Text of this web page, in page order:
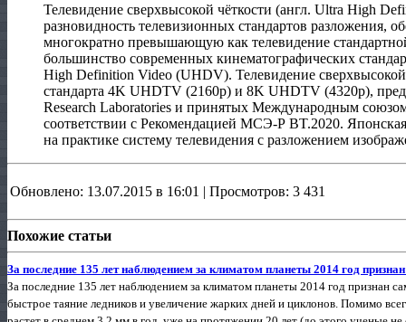
Телевидение сверхвысокой чёткости (англ. Ultra High
разновидность телевизионных стандартов разложения,
многократно превышающую как телевидение
большинство современных кинематографических
High Definition Video (UHDV). Телевидение
стандарта 4K UHDTV (2160p) и 8K UHDTV (4320p),
Research Laboratories и принятых Международным союзом
соответствии с Рекомендацией МСЭ-Р BT.2020.
на практике систему телевидения с разложением
Обновлено: 13.07.2015 в 16:01 | Просмотров: 3 431
Похожие статьи
За последние 135 лет наблюдением за климатом планеты 2014 год
За последние 135 лет наблюдением за климатом планеты 2014 год признан
быстрое таяние ледников и увеличение жарких дней и циклонов. Помимо